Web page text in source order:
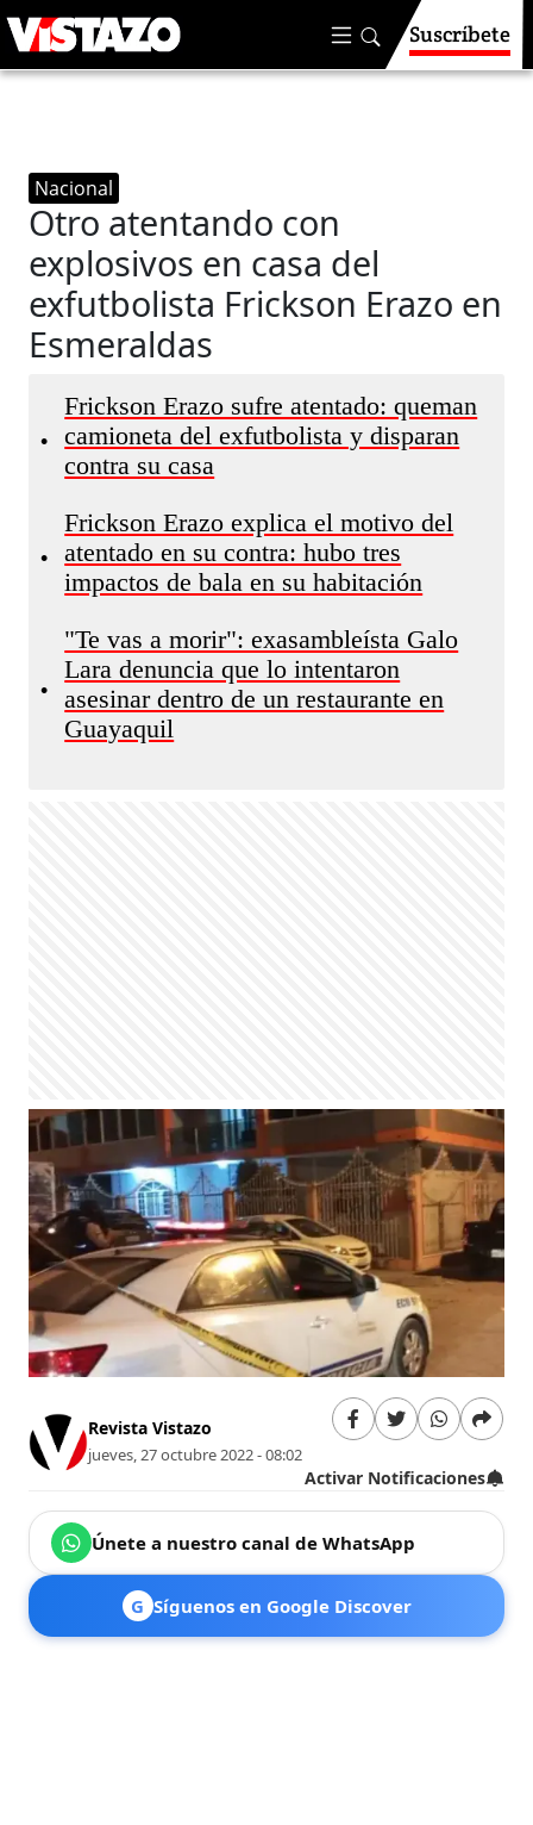
Suscríbete
Nacional
Otro atentando con
explosivos en casa del
exfutbolista Frickson Erazo en
Esmeraldas
•
Frickson Erazo sufre atentado: queman
camioneta del exfutbolista y disparan
contra su casa
•
Frickson Erazo explica el motivo del
atentado en su contra: hubo tres
impactos de bala en su habitación
•
"Te vas a morir": exasambleísta Galo
Lara denuncia que lo intentaron
asesinar dentro de un restaurante en
Guayaquil
Revista Vistazo
jueves, 27 octubre 2022 - 08:02
Activar Notificaciones
Únete a nuestro canal de WhatsApp
G Síguenos en Google Discover